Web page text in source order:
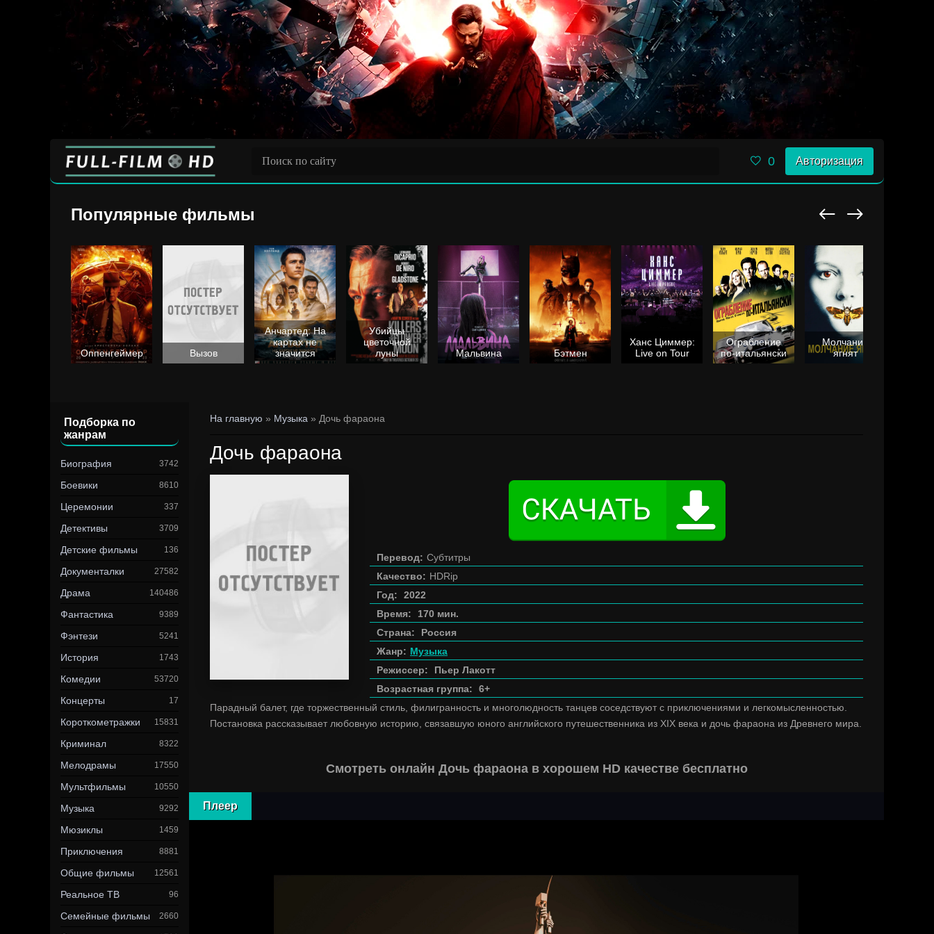
0 Авторизация
Популярные фильмы
Оппенгеймер Вызов
Анчартед: На
картах не
значится
Убийцы
цветочной
луны
Мальвина Бэтмен
Ханс Циммер:
Live on Tour
Ограбление
по-итальянски
Молчание
ягнят
Подборка по
жанрам
Биография 3742
Боевики 8610
Церемонии 337
Детективы 3709
Детские фильмы 136
Документалки 27582
Драма 140486
Фантастика 9389
Фэнтези 5241
История 1743
Комедии 53720
Концерты 17
Короткометражки 15831
Криминал 8322
Мелодрамы 17550
Мультфильмы 10550
Музыка 9292
Мюзиклы 1459
Приключения 8881
Общие фильмы 12561
Реальное ТВ 96
Семейные фильмы 2660
На главную » Музыка » Дочь фараона
Дочь фараона
Перевод: Субтитры
Качество: HDRip
Год:
2022
Время:
170 мин.
Страна:
Россия
Жанр: Музыка
Режиссер:
Пьер Лакотт
Возрастная группа:
6+
Парадный балет, где торжественный стиль, филигранность и многолюдность танцев соседствуют с приключениями и легкомысленностью.
Постановка рассказывает любовную историю, связавшую юного английского путешественника из XIX века и дочь фараона из Древнего мира.
Смотреть онлайн Дочь фараона в хорошем HD качестве бесплатно
Плеер